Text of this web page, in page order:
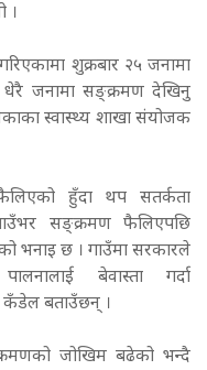
।
शुक्रबार २५ जनामा
धेरै जनामा सङ्क्रमण देखिनु
स्वास्थ्य शाखा संयोजक
हुँदा थप सतर्कता
सङ्क्रमण फैलिएपछि
भनाइ छ । गाउँमा सरकारले
बेवास्ता गर्दा
बताउँछन् ।
जोखिम बढेको भन्दै